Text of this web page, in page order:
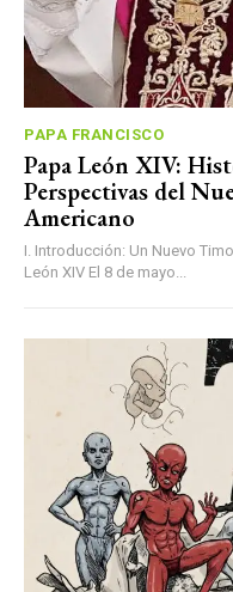
PAPA FRANCISCO
Papa León XIV:
Perspectivas del
Americano
I. Introducción: Un Nuevo
León XIV El 8 de mayo...